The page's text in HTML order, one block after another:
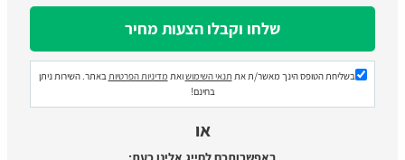
בשליחת הטופס הינך מאשר/ת את תנאי השימושואת מדיניות הפרטיותבאתר. השירות ניתן
בחינם!
או